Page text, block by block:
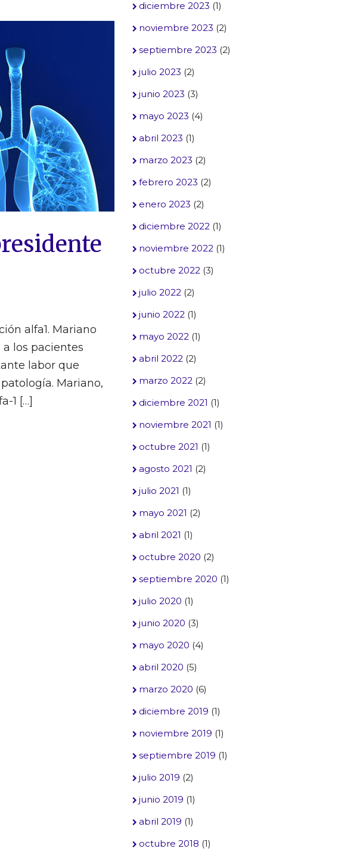
alfa1. Mariano
los pacientes
labor que
Mariano,
1 […]
diciembre 2023 (1)
noviembre 2023 (2)
septiembre 2023 (2)
julio 2023 (2)
junio 2023 (3)
mayo 2023 (4)
abril 2023 (1)
marzo 2023 (2)
febrero 2023 (2)
enero 2023 (2)
diciembre 2022 (1)
noviembre 2022 (1)
octubre 2022 (3)
julio 2022 (2)
junio 2022 (1)
mayo 2022 (1)
abril 2022 (2)
marzo 2022 (2)
diciembre 2021 (1)
noviembre 2021 (1)
octubre 2021 (1)
agosto 2021 (2)
julio 2021 (1)
mayo 2021 (2)
abril 2021 (1)
octubre 2020 (2)
septiembre 2020 (1)
julio 2020 (1)
junio 2020 (3)
mayo 2020 (4)
abril 2020 (5)
marzo 2020 (6)
diciembre 2019 (1)
noviembre 2019 (1)
septiembre 2019 (1)
julio 2019 (2)
junio 2019 (1)
abril 2019 (1)
octubre 2018 (1)